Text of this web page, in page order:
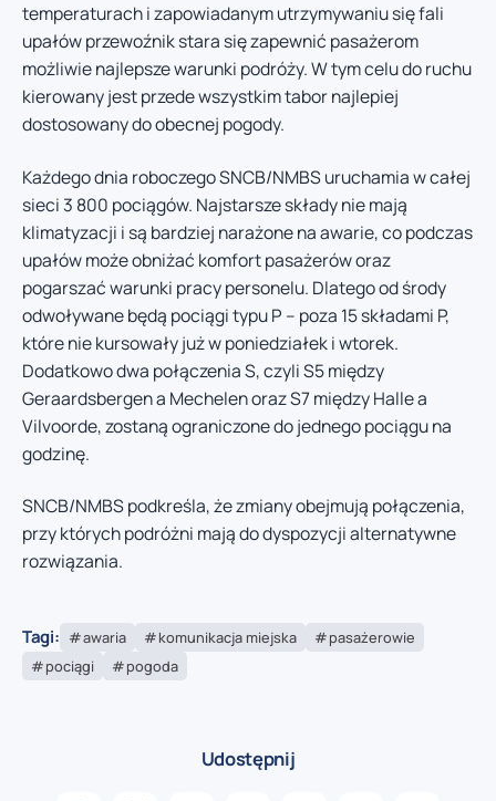
temperaturach i zapowiadanym utrzymywaniu się fali
upałów przewoźnik stara się zapewnić pasażerom
możliwie najlepsze warunki podróży. W tym celu do ruchu
kierowany jest przede wszystkim tabor najlepiej
dostosowany do obecnej pogody.
Każdego dnia roboczego SNCB/NMBS uruchamia w całej
sieci 3 800 pociągów. Najstarsze składy nie mają
klimatyzacji i są bardziej narażone na awarie, co podczas
upałów może obniżać komfort pasażerów oraz
pogarszać warunki pracy personelu. Dlatego od środy
odwoływane będą pociągi typu P – poza 15 składami P,
które nie kursowały już w poniedziałek i wtorek.
Dodatkowo dwa połączenia S, czyli S5 między
Geraardsbergen a Mechelen oraz S7 między Halle a
Vilvoorde, zostaną ograniczone do jednego pociągu na
godzinę.
SNCB/NMBS podkreśla, że zmiany obejmują połączenia,
przy których podróżni mają do dyspozycji alternatywne
rozwiązania.
Tagi: awaria komunikacja miejska
pasażerowie
pociągi
pogoda
Udostępnij